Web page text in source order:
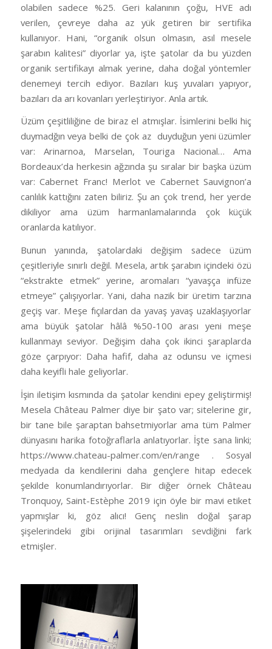
olabilen sadece %25. Geri kalanının çoğu, HVE adı
verilen, çevreye daha az yük getiren bir sertifika
kullanıyor. Hani, “organik olsun olmasın, asıl mesele
şarabın kalitesi” diyorlar ya, işte şatolar da bu yüzden
organik sertifikayı almak yerine, daha doğal yöntemler
denemeyi tercih ediyor. Bazıları kuş yuvaları yapıyor,
bazıları da arı kovanları yerleştiriyor. Anla artık.
Üzüm çeşitliliğine de biraz el atmışlar. İsimlerini belki hiç
duymadğın veya belki de çok az duyduğun yeni üzümler
var: Arinarnoa, Marselan, Touriga Nacional… Ama
Bordeaux’da herkesin ağzında şu sıralar bir başka üzüm
var: Cabernet Franc! Merlot ve Cabernet Sauvignon’a
canlılık kattığını zaten biliriz. Şu an çok trend, her yerde
dikiliyor ama üzüm harmanlamalarında çok küçük
oranlarda katılıyor.
Bunun yanında, şatolardaki değişim sadece üzüm
çeşitleriyle sınırlı değil. Mesela, artık şarabın içindeki özü
“ekstrakte etmek” yerine, aromaları “yavaşça infüze
etmeye” çalışıyorlar. Yani, daha nazik bir üretim tarzına
geçiş var. Meşe fıçılardan da yavaş yavaş uzaklaşıyorlar
ama büyük şatolar hâlâ %50-100 arası yeni meşe
kullanmayı seviyor. Değişim daha çok ikinci şaraplarda
göze çarpıyor: Daha hafif, daha az odunsu ve içmesi
daha keyifli hale geliyorlar.
İşin iletişim kısmında da şatolar kendini epey geliştirmiş!
Mesela Château Palmer diye bir şato var; sitelerine gir,
bir tane bile şaraptan bahsetmiyorlar ama tüm Palmer
dünyasını harika fotoğraflarla anlatıyorlar. İşte sana linki;
https://www.chateau-palmer.com/en/range . Sosyal
medyada da kendilerini daha gençlere hitap edecek
şekilde konumlandırıyorlar. Bir diğer örnek Château
Tronquoy, Saint-Estèphe 2019 için öyle bir mavi etiket
yapmışlar ki, göz alıcı! Genç neslin doğal şarap
şişelerindeki gibi orijinal tasarımları sevdiğini fark
etmişler.